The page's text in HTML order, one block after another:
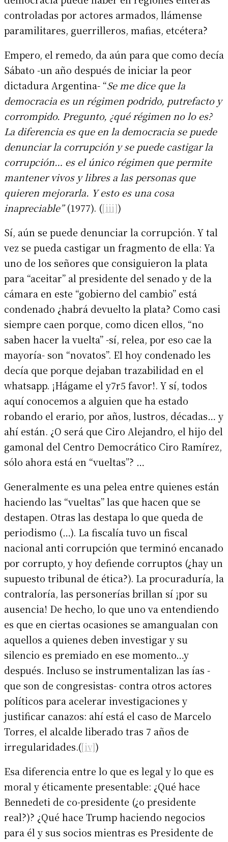
controladas por actores armados, llámense
paramilitares, guerrilleros, mafias, etcétera?
Empero, el remedo, da aún para que como decía
Sábato -un año después de iniciar la peor
dictadura Argentina- “Se me dice que la
democracia es un régimen podrido, putrefacto y
corrompido. Pregunto, ¿qué régimen no lo es?
La diferencia es que en la democracia se puede
denunciar la corrupción y se puede castigar la
corrupción… es el único régimen que permite
mantener vivos y libres a las personas que
quieren mejorarla. Y esto es una cosa
inapreciable”(1977). ([iii])
Sí, aún se puede denunciar la corrupción. Y tal
vez se pueda castigar un fragmento de ella: Ya
uno de los señores que consiguieron la plata
para “aceitar” al presidente del senado y de la
cámara en este “gobierno del cambio” está
condenado ¿habrá devuelto la plata? Como casi
siempre caen porque, como dicen ellos, “no
saben hacer la vuelta” -sí, relea, por eso cae la
mayoría- son “novatos”. El hoy condenado les
decía que porque dejaban trazabilidad en el
whatsapp. ¡Hágame el y7r5 favor!. Y sí, todos
aquí conocemos a alguien que ha estado
robando el erario, por años, lustros, décadas… y
ahí están. ¿O será que Ciro Alejandro, el hijo del
gamonal del Centro Democrático Ciro Ramírez,
sólo ahora está en “vueltas”? …
Generalmente es una pelea entre quienes están
haciendo las “vueltas” las que hacen que se
destapen. Otras las destapa lo que queda de
periodismo (…). La fiscalía tuvo un fiscal
nacional anti corrupción que terminó encanado
por corrupto, y hoy defiende corruptos (¿hay un
supuesto tribunal de ética?). La procuraduría, la
contraloría, las personerías brillan sí ¡por su
ausencia! De hecho, lo que uno va entendiendo
es que en ciertas ocasiones se amangualan con
aquellos a quienes deben investigar y su
silencio es premiado en ese momento…y
después. Incluso se instrumentalizan las ías -
que son de congresistas- contra otros actores
políticos para acelerar investigaciones y
justificar canazos: ahí está el caso de Marcelo
Torres, el alcalde liberado tras 7 años de
irregularidades.([iv])
Esa diferencia entre lo que es legal y lo que es
moral y éticamente presentable: ¿Qué hace
Bennedeti de co-presidente (¿o presidente
real?)? ¿Qué hace Trump haciendo negocios
para él y sus socios mientras es Presidente de